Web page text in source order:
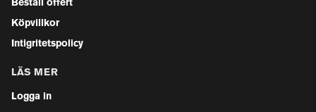
Beställ offert
Köpvillkor
Intigritetspolicy
LÄS MER
Logga in